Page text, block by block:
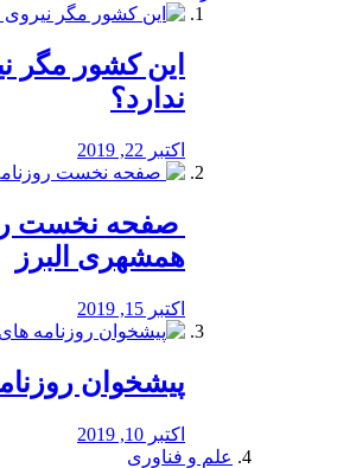
این کشور مگر
ندارد؟
اکتبر 22, 2019
صفحه نخست
همشهری البرز
اکتبر 15, 2019
پیشخوان
اکتبر 10, 2019
علم و فناوری